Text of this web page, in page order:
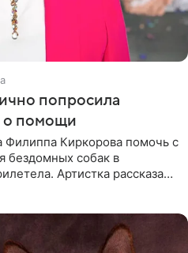
попросила
о помощи
Филиппа Киркорова помочь с
бездомных собак в
Артистка рассказала